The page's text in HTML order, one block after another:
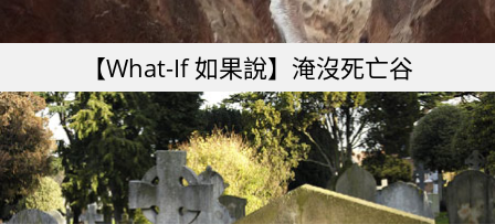
【What-If 如果說】淹沒死亡谷